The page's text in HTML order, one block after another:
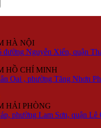
HÀ NỘI
đường Nguyễn Xiển, quận
HỒ CHÍ MINH
Oai , phường Tăng Nhơn
HẢI PHÒNG
phường Lam Sơn, quận Lê